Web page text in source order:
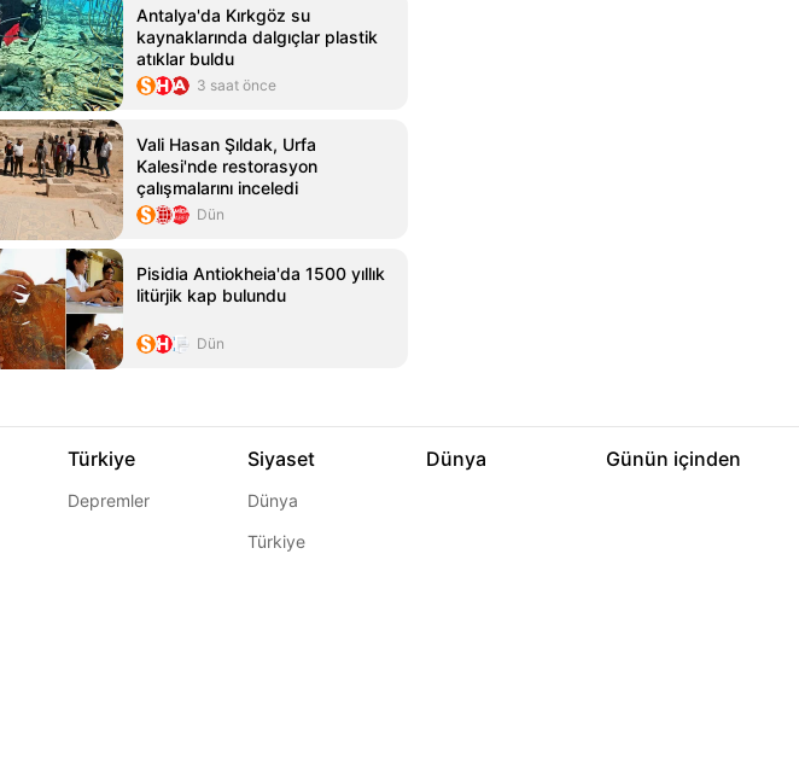
Antalya'da Kırkgöz su
kaynaklarında dalgıçlar plastik
atıklar buldu
3 saat önce
Vali Hasan Şıldak, Urfa
Kalesi'nde restorasyon
çalışmalarını inceledi
Dün
Pisidia Antiokheia'da 1500 yıllık
litürjik kap bulundu
Dün
Türkiye
Depremler
Siyaset
Dünya
Türkiye
Dünya Günün içinden